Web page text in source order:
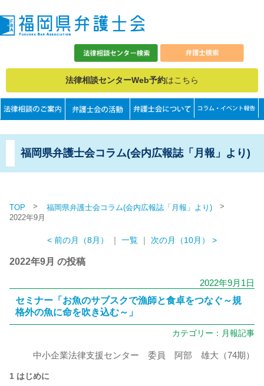
法律相談センターWeb予約はこちら
福岡県弁護士会コラム(会内広報誌「月報」より)
TOP > 福岡県弁護士会コラム(会内広報誌「月報」より) >
2022年9月
< 前の月（8月） ｜ 一覧 ｜ 次の月（10月） >
2022年9月 の投稿
2022年9月1日
セミナー「お魚のサブスクで漁師と食卓をつなぐ～規
格外の魚に命を吹き込む～」
カテゴリー： 月報記事
中小企業法律支援センター 委員 阿部 雄大（74期）
1 はじめに